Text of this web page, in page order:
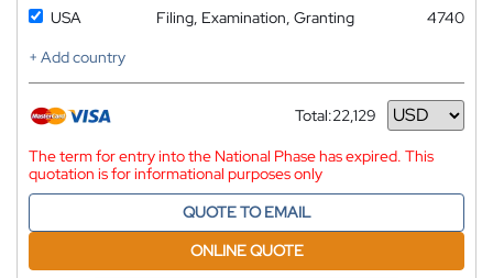
USA
Filing, Examination, Granting
4740
+ Add country
Total:22,129
Currency
The term for entry into the National Phase has expired. This
quotation is for informational purposes only
QUOTE TO EMAIL
ONLINE QUOTE